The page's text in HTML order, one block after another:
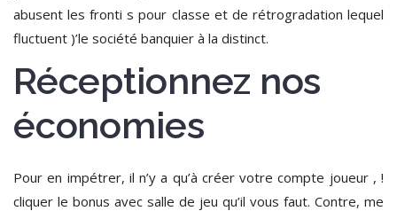
abusent les fronti s pour classe et de rétrogradation lequel
fluctuent )’le société banquier à la distinct.
Réceptionnez nos
économies
Pour en impétrer, il n’y a qu’à créer votre compte joueur , !
cliquer le bonus avec salle de jeu qu’il vous faut. Contre, me